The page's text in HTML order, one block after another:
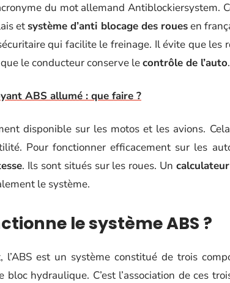
du mot allemand Antiblockiersystem.
et système d’anti blocage des rouesen
qui facilite le freinage. Il évite que les
le conducteur conserve lecontrôle de l’auto.
ABS allumé : que faire ?
disponible sur les motos et les avions.
Pour fonctionner efficacement sur les
. Ils sont situés sur les roues. Un
le système.
le système ABS ?
l’ABS est un système constitué de trois
hydraulique. C’est l’association de ces